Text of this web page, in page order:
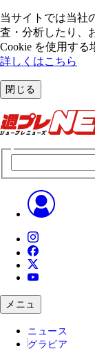
当サイトでは当社
査・分析したり、
Cookie を使⽤する
詳しくはこちら
閉じる
メニュ
ニュース
グラビア